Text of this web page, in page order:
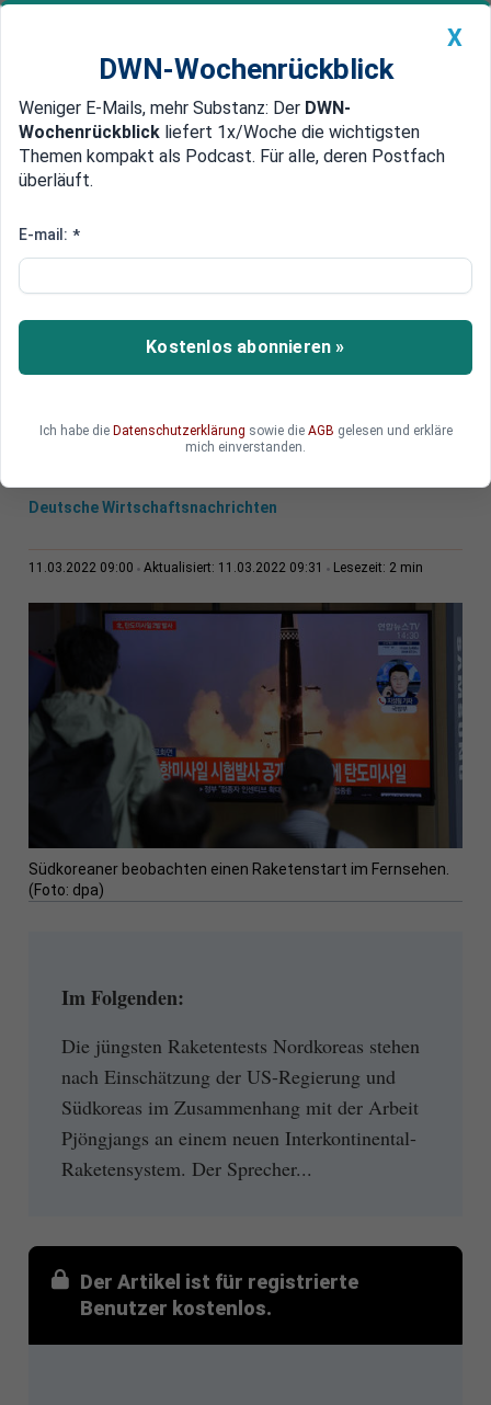
Newsticker MEIN DWN: Geldanlage Premium
Edelmetalle DWN-Magazin China
Berichte: Nordkorea testet
Interkontinentalrakete
Nordkorea soll Berichten aus Südkorea und den
USA zufolge seine neunte Interkontinentalrakete
Deutsche Wirtschaftsnachrichten
11.03.2022 09:00 Aktualisiert: 11.03.2022 09:31 Lesezeit: 2 min
Südkoreaner beobachten einen Raketenstart im Fernsehen.
(Foto: dpa)
Im Folgenden:
Die jüngsten Raketentests Nordkoreas stehen
nach Einschätzung der US-Regierung und
Südkoreas im Zusammenhang mit der Arbeit
Pjöngjangs an einem neuen Interkontinental-
Raketensystem. Der Sprecher...
Der Artikel ist für registrierte
Benutzer kostenlos.
X
DWN-Wochenrückblick
Weniger E-Mails, mehr Substanz: Der DWN-
Wochenrückblick liefert 1x/Woche die wichtigsten
Themen kompakt als Podcast. Für alle, deren Postfach
überläuft.
E-mail: *
Kostenlos abonnieren »
Ich habe die Datenschutzerklärung sowie die AGB gelesen und erkläre
mich einverstanden.